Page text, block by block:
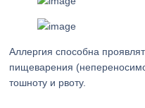
Аллергия способна
пищеварения
тошноту и рвоту.